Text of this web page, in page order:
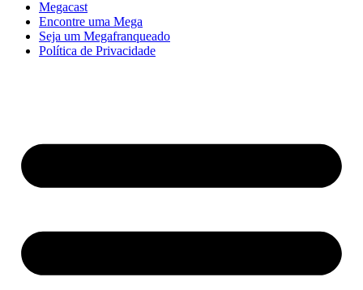
Megacast
Encontre uma Mega
Seja um Megafranqueado
Política de Privacidade